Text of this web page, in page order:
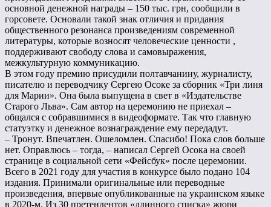
основной денежной награды – 150 тыс. грн, сообщили в
горсовете. Основали такой знак отличия и придания
общественного резонанса произведениям современной
литературы, которые возносят человеческие ценности ,
поддерживают свободу слова и самовыражения,
межкультурную коммуникацию.
В этом году премию присудили полтавчанину, журналисту,
писателю и переводчику Сергею Осоке за сборник «Три линя
для Марии». Она была выпущена в свет в «Издательстве
Старого Льва». Сам автор на церемонию не приехал –
общался с собравшимися в видеоформате. Так что главную
статуэтку и денежное вознаграждение ему передадут.
– Тронут. Впечатлен. Ошеломлен. Спасибо! Пока слов больше
нет. Оправлюсь – тогда, – написал Сергей Осока на своей
странице в социальной сети «Фейсбук» после церемонии.
Всего в 2021 году для участия в конкурсе было подано 104
издания. Принимали оригинальные или переводные
произведения, впервые опубликованные на украинском языке
в 2020-м. Из 30 претендентов «длинного списка» жюри